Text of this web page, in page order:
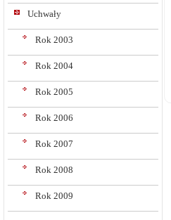
Uchwały
Rok 2003
Rok 2004
Rok 2005
Rok 2006
Rok 2007
Rok 2008
Rok 2009